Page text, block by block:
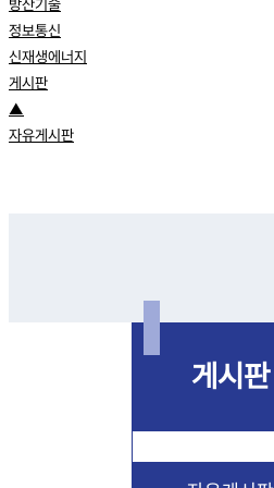
방산기술
정보통신
신재생에너지
게시판
▲
자유게시판
게시판